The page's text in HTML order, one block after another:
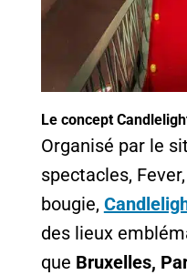
Le concept
Organisé par le
spectacles,
bougie,
des lieux
que Bruxelles,